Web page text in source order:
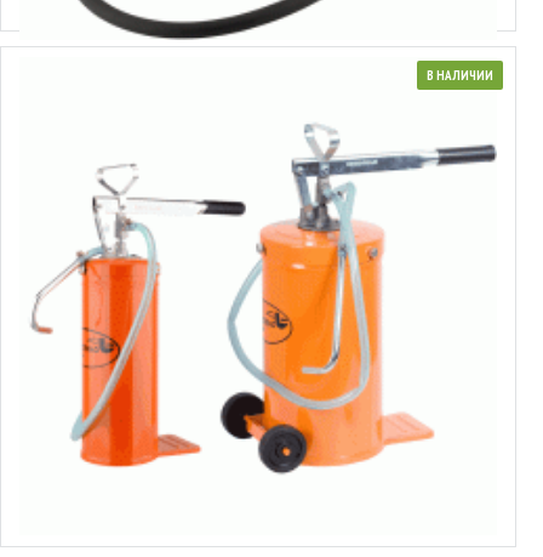
В НАЛИЧИИ
Бачок маслозаливной
от 40.60€ до 42.08€